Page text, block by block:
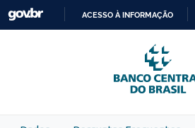
Skip to main content
PARA
O
ACESSO À INFORMAÇÃO